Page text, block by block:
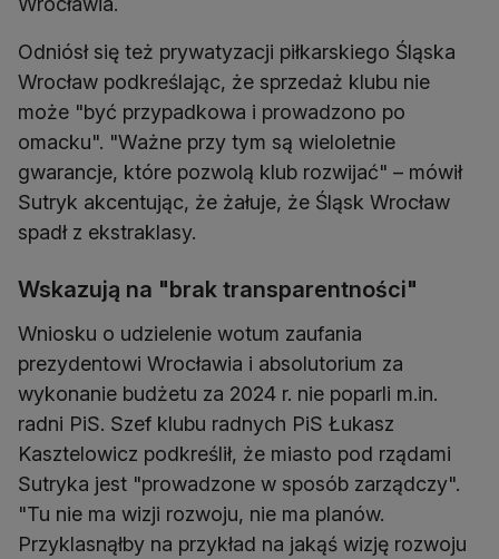
Odniósł się też prywatyzacji piłkarskiego Śląska
Wrocław podkreślając, że sprzedaż klubu nie
może "być przypadkowa i prowadzono po
omacku". "Ważne przy tym są wieloletnie
gwarancje, które pozwolą klub rozwijać" – mówił
Sutryk akcentując, że żałuje, że Śląsk Wrocław
spadł z ekstraklasy.
Wskazują na "brak transparentności"
Wniosku o udzielenie wotum zaufania
prezydentowi Wrocławia i absolutorium za
wykonanie budżetu za 2024 r. nie poparli m.in.
radni PiS. Szef klubu radnych PiS Łukasz
Kasztelowicz podkreślił, że miasto pod rządami
Sutryka jest "prowadzone w sposób zarządczy".
"Tu nie ma wizji rozwoju, nie ma planów.
Przyklasnąłby na przykład na jakąś wizję rozwoju